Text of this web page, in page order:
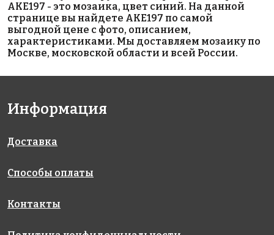
4800 руб./м²
340x340
6367 руб./м²
AKE197 - это мозаика, цвет синий. На данной
странице вы найдете AKE197 по самой
выгодной цене с фото, описанием,
характеристиками. Мы доставляем мозаику по
Москве, московской области и всей России.
Информация
Доставка
Способы оплаты
Контакты